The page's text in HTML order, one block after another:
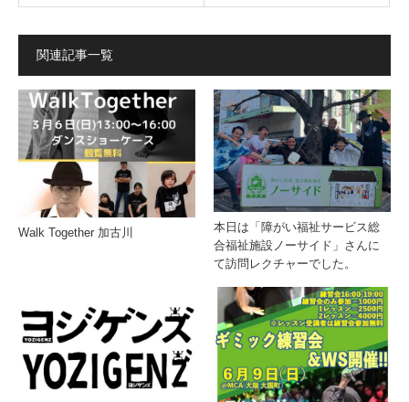
関連記事一覧
Walk Together 加古川
本日は「障がい福祉サービス総
合福祉施設ノーサイド」さんに
て訪問レクチャーでした。